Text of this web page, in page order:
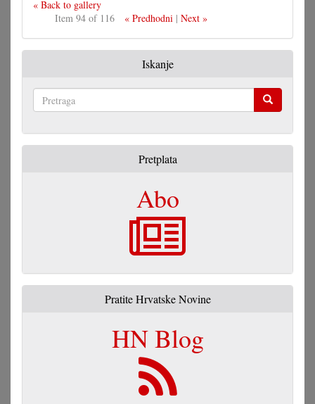
« Back to gallery
Item 94 of 116
« Predhodni| Next »
Iskanje
Pretplata
Abo
Pratite Hrvatske Novine
HN Blog